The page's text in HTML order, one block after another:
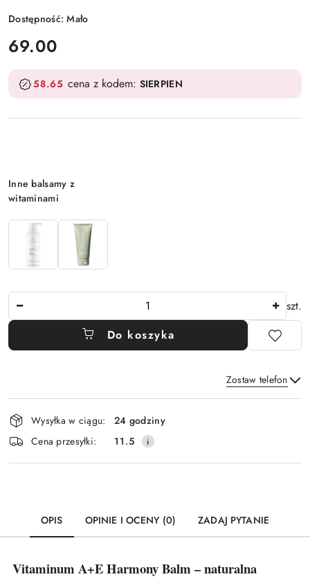
Dostępność:Mało
cena:
69.00
58.65 cena z kodem: SIERPIEN
Wariant
Inne balsamy z
witaminami
szt.
Do koszyka
Zostaw telefon
Wyślij
Dostępność
i
dostawa
Wysyłka w ciągu:
24 godziny
Cena przesyłki:
11.5
OPIS OPINIE I OCENY (0) ZADAJ PYTANIE
Vitaminum A+E Harmony Balm – naturalna